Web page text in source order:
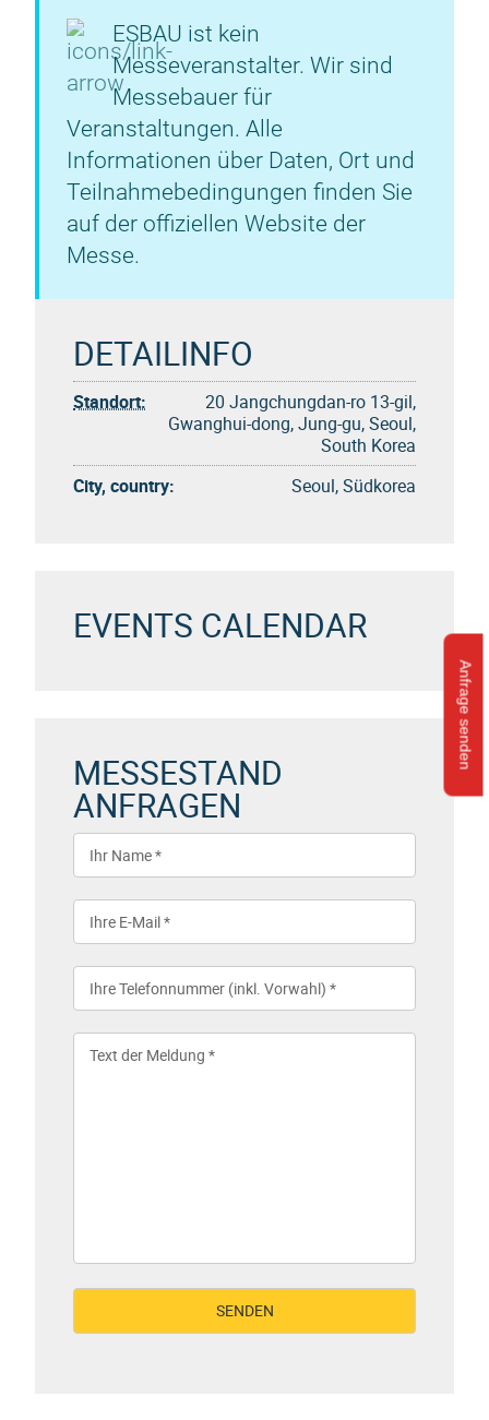
Anfrage senden
ESBAU ist kein
Messeveranstalter. Wir sind
Messebauer für
Veranstaltungen. Alle
Informationen über Daten, Ort und
Teilnahmebedingungen finden Sie
auf der offiziellen Website der
Messe.
DETAILINFO
Standort:
20 Jangchungdan-ro 13-gil,
Gwanghui-dong, Jung-gu, Seoul,
South Korea
City, country:
Seoul, Südkorea
EVENTS CALENDAR
MESSESTAND
ANFRAGEN